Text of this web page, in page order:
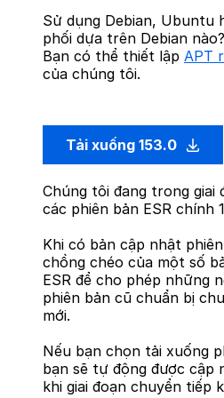
Sử dụng Debian, Ubuntu
phối dựa trên Debian nào?
Bạn có thể thiết lập APT
của chúng tôi.
Tải xuống 153.0
Chúng tôi đang trong giai
các phiên bản ESR chính
Khi có bản cập nhật
chồng chéo của một số
ESR để cho phép những
phiên bản cũ chuẩn bị
mới.
Nếu bạn chọn tải xuống
bạn sẽ tự động được cập
khi giai đoạn chuyển tiếp